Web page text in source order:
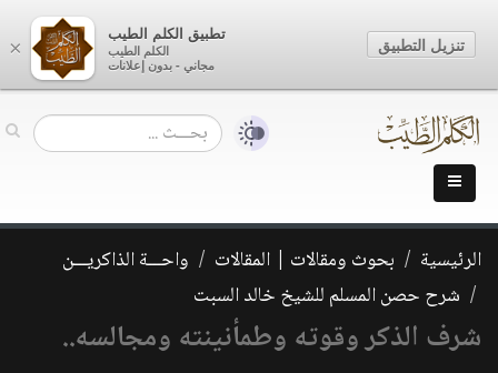
الرئيسية بحوث ومقالات | المقالات
واحـــة الذاكريـــن
شرح حصن المسلم للشيخ خالد السبت
شرف الذكر وقوته وطمأنينته ومجالسه..
×
تطبيق الكلم الطيب
الكلم الطيب
مجاني - بدون إعلانات
تنزيل التطبيق